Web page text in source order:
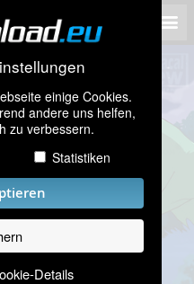
einige Cookies.
andere uns helfen,
zu verbessern.
Statistiken
Details